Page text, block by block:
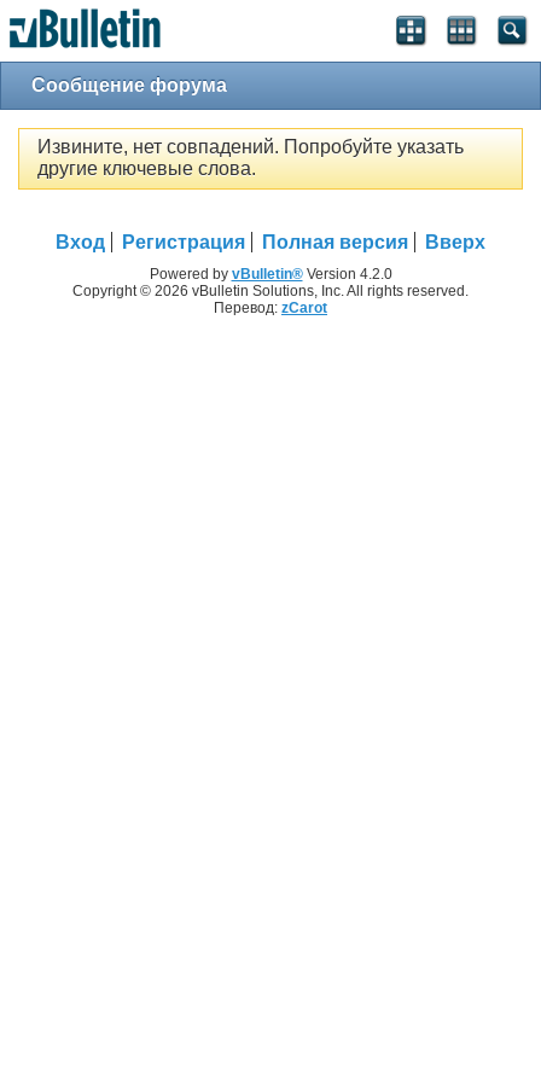
Сообщение форума
Извините, нет совпадений. Попробуйте указать
другие ключевые слова.
Вход Регистрация Полная версия Вверх
Powered by vBulletin®Version 4.2.0
Copyright © 2026 vBulletin Solutions, Inc. All rights reserved.
Перевод: zCarot